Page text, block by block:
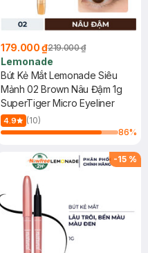
179.000 ₫219.000 ₫
Lemonade
Bút Kẻ Mắt Lemonade Siêu
Mảnh 02 Brown Nâu Đậm 1g
SuperTiger Micro Eyeliner
4.9
(10)
86%
-15 %